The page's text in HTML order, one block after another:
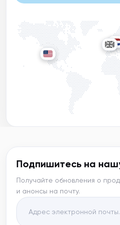
Подпишитесь на
Получайте обновления о
и анонсы на почту.